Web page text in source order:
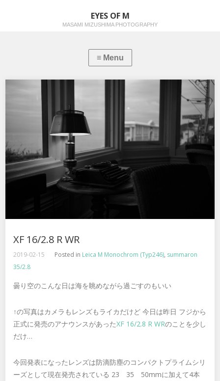
EYES OF M
MASAMI MIZUSHIMA PHOTOGRAPHY
XF 16/2.8 R WR
2019-02-15 Posted in Leica M Monochrom (Typ246), summaron
35/2.8
曇り空のこんな日は海を眺めながら過ごすのもいい
↑の写真はカメラもレンズもライカだけど 今日は昨日 フジから
正式に発売のアナウンスがあったXF 16/2.8 R WRのことを少し
だけ…
今回発表になったレンズは防滴防塵のコンパクトプライムシリ
ーズとして現在発売されている 23 35 50mmに加えて4本